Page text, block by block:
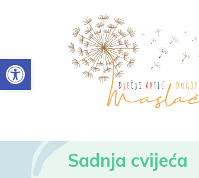
Sadnja cvijeća
Open toolbar